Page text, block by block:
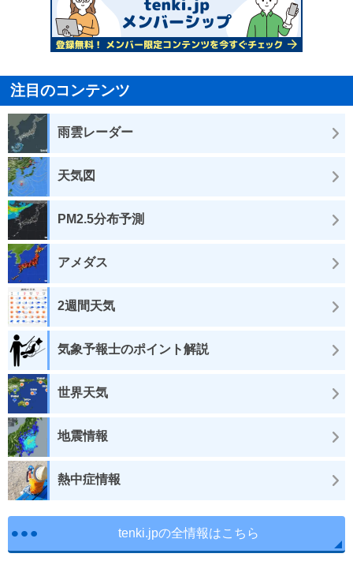
注目のコンテンツ
雨雲レーダー
天気図
PM2.5分布予測
アメダス
2週間天気
気象予報士のポイント解説
世界天気
地震情報
熱中症情報
tenki.jpの全情報はこちら